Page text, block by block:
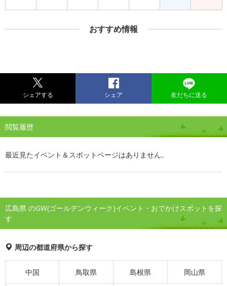
おすすめ情報
シェアする シェア 友だちに送る
閲覧履歴
最近見たイベント＆スポットページはありません。
広島県 のGW(ゴールデンウィーク)イベント・おでかけスポットを探
す
周辺の都道府県から探す
中国 鳥取県 島根県 岡山県